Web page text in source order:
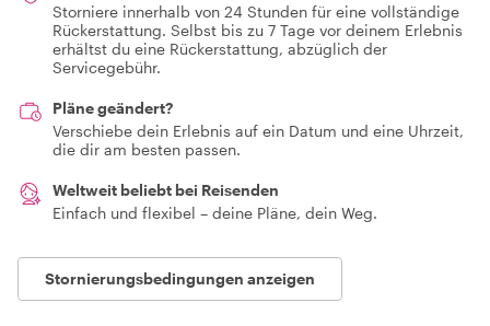
Storniere innerhalb von 24 Stunden für eine vollständige
Rückerstattung. Selbst bis zu 7 Tage vor deinem Erlebnis
erhältst du eine Rückerstattung, abzüglich der
Servicegebühr.
Pläne geändert?
Verschiebe dein Erlebnis auf ein Datum und eine Uhrzeit,
die dir am besten passen.
Weltweit beliebt bei Reisenden
Einfach und flexibel – deine Pläne, dein Weg.
Stornierungsbedingungen anzeigen